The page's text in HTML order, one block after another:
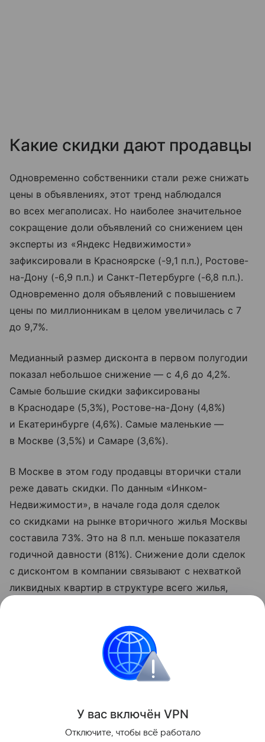
Какие скидки дают продавцы
Одновременно собственники стали реже снижать
цены в объявлениях, этот тренд наблюдался
во всех мегаполисах. Но наиболее значительное
сокращение доли объявлений со снижением цен
эксперты из «Яндекс Недвижимости»
зафиксировали в Красноярске (-9,1 п.п.), Ростове-
на-Дону (-6,9 п.п.) и Санкт-Петербурге (-6,8 п.п.).
Одновременно доля объявлений с повышением
цены по миллионникам в целом увеличилась с 7
до 9,7%.
Медианный размер дисконта в первом полугодии
показал небольшое снижение — с 4,6 до 4,2%.
Самые большие скидки зафиксированы
в Краснодаре (5,3%), Ростове-на-Дону (4,8%)
и Екатеринбурге (4,6%). Самые маленькие —
в Москве (3,5%) и Самаре (3,6%).
В Москве в этом году продавцы вторички стали
реже давать скидки. По данным «Инком-
Недвижимости», в начале года доля сделок
со скидками на рынке вторичного жилья Москвы
составила 73%. Это на 8 п.п. меньше показателя
годичной давности (81%). Снижение доли сделок
с дисконтом в компании связывают с нехваткой
ликвидных квартир в структуре всего жилья,
идти на условия собственников.
Городская недвижимость
Поделиться
У вас включён VPN
Отключите, чтобы всё работало